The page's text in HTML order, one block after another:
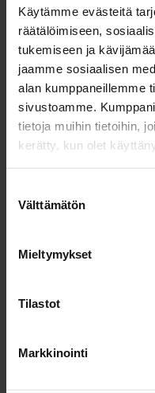
Käytämme evästeitä
räätälöimiseen,
tukemiseen ja
jaamme sosiaalisen
alan kumppaneillemme
sivustoamme.
tietoja muihin tietoihin,
kerätty, kun olet
valinta
Välttämätön
Mieltymykset
Tilastot
Markkinointi
29.2.2024
Päivi Niittynen
Lue artikkeli